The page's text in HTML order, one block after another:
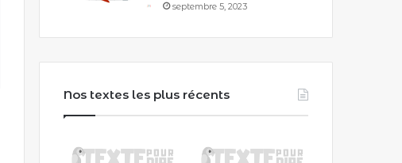
septembre 5, 2023
Nos textes les plus récents